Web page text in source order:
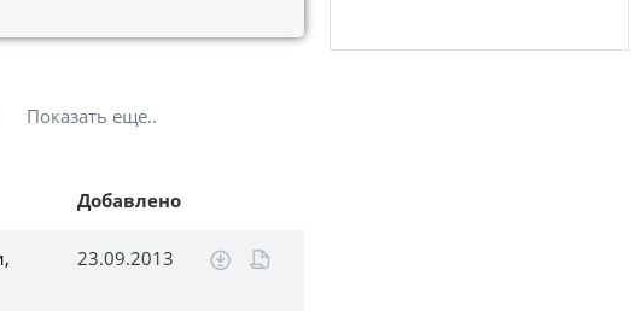
Показать еще..
Добавлено
23.09.2013